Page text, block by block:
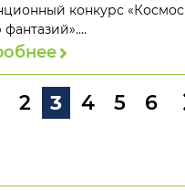
конкурс «Космос
2 3 4 5 6